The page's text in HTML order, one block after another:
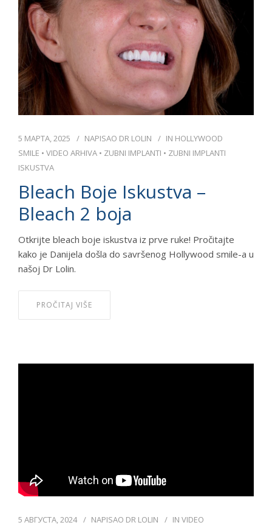
5 МАРТА, 2025 NAPISAO DR LOLIN IN HOLLYWOOD
SMILE • VIDEO ARHIVA • ZUBNI IMPLANTI • ZUBNI IMPLANTI
ISKUSTVA
Bleach Boje Iskustva –
Bleach 2 boja
Otkrijte bleach boje iskustva iz prve ruke! Pročitajte
kako je Danijela došla do savršenog Hollywood smile-a u
našoj Dr Lolin.
PROČITAJ VIŠE
5 АВГУСТА, 2024 NAPISAO DR LOLIN IN VIDEO